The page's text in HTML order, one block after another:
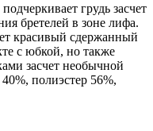
грудь засчет
бретелей в зоне лифа.
красивый сдержанный
с юбкой, но также
засчет необычной
полиэстер 56%,